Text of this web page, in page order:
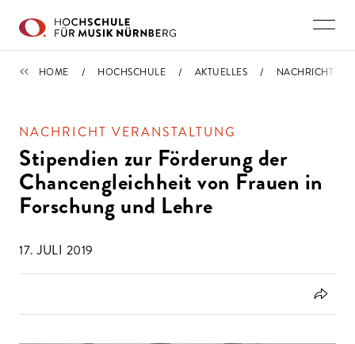
IMPORTIERT
HOME HOCHSCHULE AKTUELLES NACHRICHT
NACHRICHT VERANSTALTUNG
Stipendien zur Förderung der
Chancengleichheit von Frauen in
Forschung und Lehre
17. JULI 2019